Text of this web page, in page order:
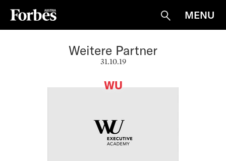
Suche
MENU
Weitere Partner
31.10.19
WU